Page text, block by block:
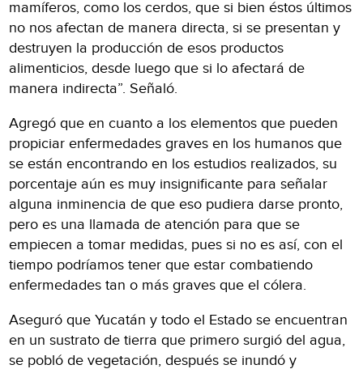
mamíferos, como los cerdos, que si bien éstos últimos
no nos afectan de manera directa, si se presentan y
destruyen la producción de esos productos
alimenticios, desde luego que si lo afectará de
manera indirecta”. Señaló.
Agregó que en cuanto a los elementos que pueden
propiciar enfermedades graves en los humanos que
se están encontrando en los estudios realizados, su
porcentaje aún es muy insignificante para señalar
alguna inminencia de que eso pudiera darse pronto,
pero es una llamada de atención para que se
empiecen a tomar medidas, pues si no es así, con el
tiempo podríamos tener que estar combatiendo
enfermedades tan o más graves que el cólera.
Aseguró que Yucatán y todo el Estado se encuentran
en un sustrato de tierra que primero surgió del agua,
se pobló de vegetación, después se inundó y